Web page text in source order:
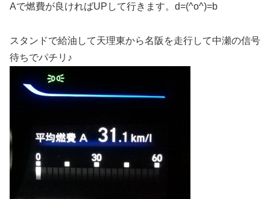
Aで燃費が良ければUPして行きます。d=(^o^)=b
スタンドで給油して天理東から名阪を走行して中瀬の信号
待ちでパチリ♪